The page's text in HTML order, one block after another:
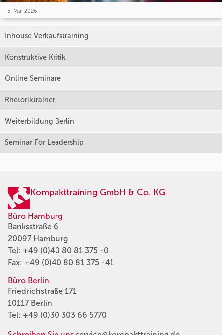
5. Mai 2026
Inhouse Verkaufstraining
Konstruktive Kritik
Online Seminare
Rhetoriktrainer
Weiterbildung Berlin
Seminar For Leadership
Kompakttraining GmbH & Co. KG
Büro Hamburg
Banksstraße 6
20097 Hamburg
Tel: +49 (0)40 80 81 375 -0
Fax: +49 (0)40 80 81 375 -41
Büro Berlin
Friedrichstraße 171
10117 Berlin
Tel: +49 (0)30 303 66 5770